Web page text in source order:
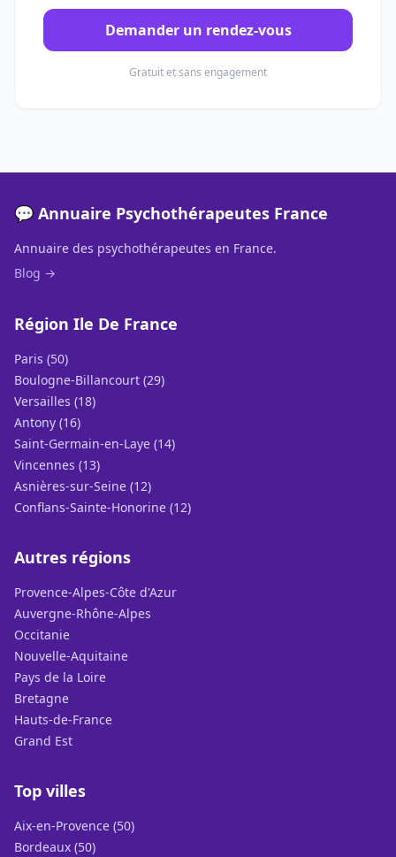
Demander un rendez-vous
Gratuit et sans engagement
💬 Annuaire Psychothérapeutes France
Annuaire des psychothérapeutes en France.
Blog →
Région Ile De France
Paris (50)
Boulogne-Billancourt (29)
Versailles (18)
Antony (16)
Saint-Germain-en-Laye (14)
Vincennes (13)
Asnières-sur-Seine (12)
Conflans-Sainte-Honorine (12)
Autres régions
Provence-Alpes-Côte d'Azur
Auvergne-Rhône-Alpes
Occitanie
Nouvelle-Aquitaine
Pays de la Loire
Bretagne
Hauts-de-France
Grand Est
Top villes
Aix-en-Provence (50)
Bordeaux (50)